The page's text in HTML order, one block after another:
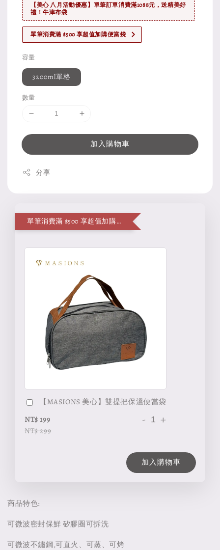
【美心 八月活動優惠】單筆訂單消費滿1088元，送精美好
禮！牛津布袋
單筆消費滿 $500 享超值加購便當袋
容量
3200ml單格
數量
加入購物車
分享
單筆消費滿 $500 享超值加購便當袋
【MASIONS 美心】雙提把保溫便當袋
NT$ 199
NT$ 299
- +
加入購物車
商品特色:
可微波密封保鮮 矽膠圈可拆洗
可微波不鏽鋼,可直火、可蒸、可烤